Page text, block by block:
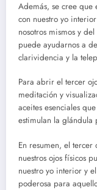
Además, se cree que
con nuestro yo
nosotros mismos y
puede ayudarnos a
clarividencia y la
Para abrir el tercer
meditación y
aceites esenciales
estimulan la glándula
En resumen, el
nuestros ojos físicos
nuestro yo interior y
poderosa para